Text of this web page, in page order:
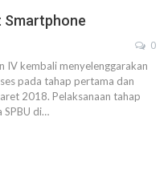
Smartphone
0
IV kembali menyelenggarakan
pada tahap pertama dan
2018. Pelaksanaan tahap
SPBU di…